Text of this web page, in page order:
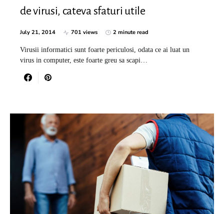
de virusi, cateva sfaturi utile
July 21, 2014 701 views 2 minute read
Virusii informatici sunt foarte periculosi, odata ce ai luat un
virus in computer, este foarte greu sa scapi…